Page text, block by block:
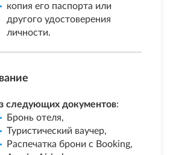
копия его паспорта или
другого удостоверения
личности.
следующих документов:
Бронь отеля,
Туристический ваучер,
Распечатка брони с Booking,